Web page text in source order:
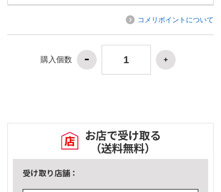
コメリポイントについて
購入個数
お店で受け取る
（送料無料）
受け取り店舗：